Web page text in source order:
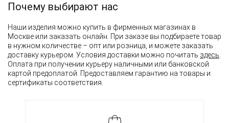
Почему выбирают нас
Наши изделия можно купить в фирменных магазинах в
Москве или заказать онлайн. При заказе вы подбираете товар
в нужном количестве – опт или розница, и можете заказать
доставку курьером. Условия доставки можно почитать здесь
Оплата при получении курьеру наличными или банковской
картой предоплатой. Предоставляем гарантию на товары и
сертификаты соответствия.